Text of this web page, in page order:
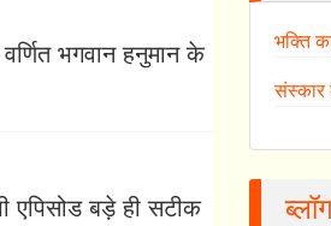
भगवान हनुमान के
एपिसोड बड़े ही सटीक
भक्ति
संस्कार